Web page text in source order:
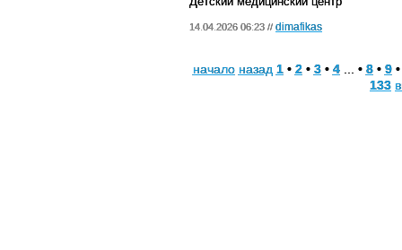
14.04.2026 06:23 // dimafikas
начало назад 1• 2• 3• 4... • 8• 9
133